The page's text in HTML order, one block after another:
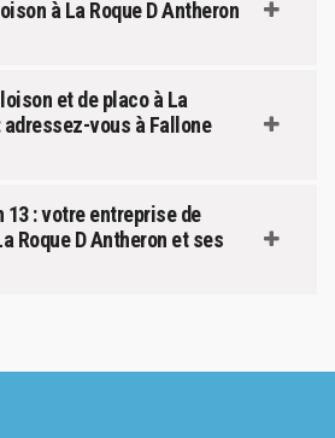
à La Roque D Antheron
et de placo à La
adressez-vous à Fallone
13 : votre entreprise de
Roque D Antheron et ses